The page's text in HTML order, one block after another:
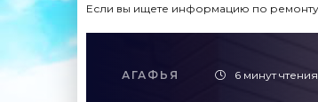
Если вы ищете информацию по ремонту,
АГАФЬЯ 6 минут чтения